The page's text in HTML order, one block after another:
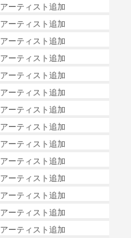
アーティスト追加
アーティスト追加
アーティスト追加
アーティスト追加
アーティスト追加
アーティスト追加
アーティスト追加
アーティスト追加
アーティスト追加
アーティスト追加
アーティスト追加
アーティスト追加
アーティスト追加
アーティスト追加